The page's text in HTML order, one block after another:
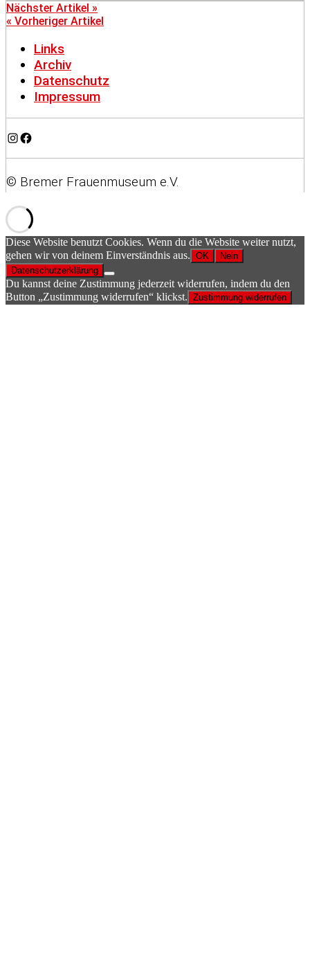
Nächster Artikel »
« Vorheriger Artikel
Links
Archiv
Datenschutz
Impressum
Instagram
Facebook
© Bremer Frauenmuseum e.V.
Diese Website benutzt Cookies. Wenn du die Website weiter nutzt,
gehen wir von deinem Einverständnis aus. OK
Nein
Datenschutzerklärung
Du kannst deine Zustimmung jederzeit widerrufen, indem du den
Button „Zustimmung widerrufen“ klickst. Zustimmung widerrufen